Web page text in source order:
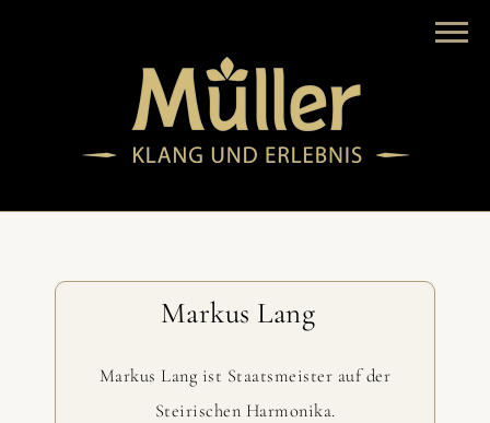
Markus Lang
Markus Lang ist Staatsmeister auf der
Steirischen Harmonika.